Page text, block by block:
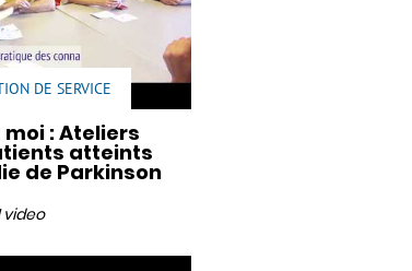
DE SERVICE
moi : Ateliers
atteints
de Parkinson
video